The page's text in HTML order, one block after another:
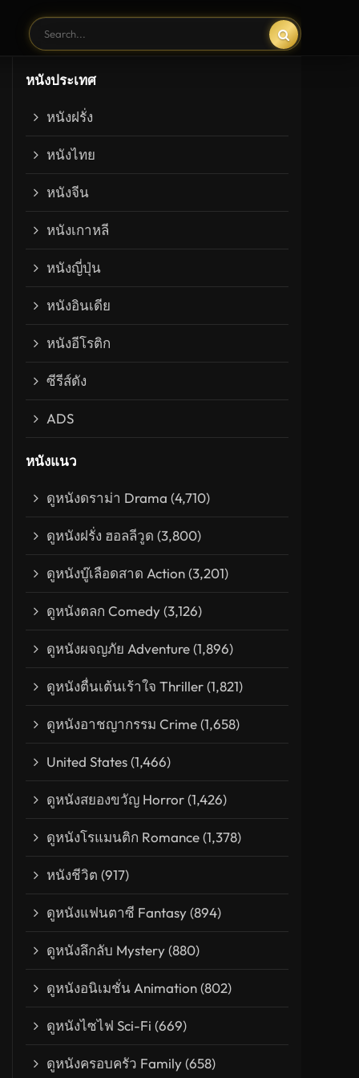
กอร์กับสี่อาณาจักรมหัศจรรย์
ทธการถล่มลอนดอน
กฤติ วินาศกรรมทำเนียบขาว
นปล้น คนเหนือเมฆ
หนังประเทศ
หนังฝรั่ง
หนังไทย
หนังจีน
หนังเกาหลี
หนังญี่ปุ่น
หนังอินเดีย
หนังอีโรติก
ซีรีส์ดัง
ADS
หนังแนว
ดูหนังดราม่า Drama (4,710)
ดูหนังฝรั่ง ฮอลลีวูด (3,800)
ดูหนังบู๊เลือดสาด Action(3,201)
ดูหนังตลก Comedy(3,126)
ดูหนังผจญภัย Adventure(1,896)
ดูหนังตื่นเต้นเร้าใจ Thriller(1,821)
ดูหนังอาชญากรรม Crime(1,658)
United States(1,466)
ดูหนังสยองขวัญ Horror(1,426)
ดูหนังโรแมนติก Romance(1,378)
หนังชีวิต (917)
ดูหนังแฟนตาซี Fantasy(894)
ดูหนังลึกลับ Mystery(880)
ดูหนังอนิเมชั่น Animation(802)
ดูหนังไซไฟ Sci-Fi (669)
ดูหนังครอบครัว Family(658)